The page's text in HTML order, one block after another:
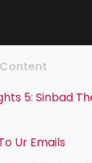
Content
5: Sinbad
Ur Emails